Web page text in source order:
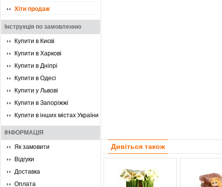
Хіти продаж
Інструкція по замовленню
Купити в Києві
Купити в Харкові
Купити в Дніпрі
Купити в Одесі
Купити у Львові
Купити в Запоріжжі
Купити в інших містах України
ІНФОРМАЦІЯ
Як замовити
Відгуки
Доставка
Оплата
Дивіться також